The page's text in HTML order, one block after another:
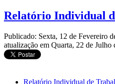
Relatório Individual
Publicado: Sexta, 12 de Fevereiro
atualização em Quarta, 22 de Julho
Relatório Individual de